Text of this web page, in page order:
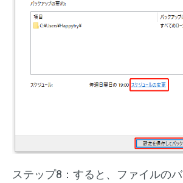
ステップ8：すると、ファイルの